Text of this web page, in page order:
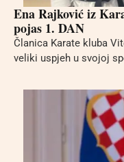
Ena Rajković iz
pojas 1. DAN
Članica Karate kluba
veliki uspjeh u svojoj